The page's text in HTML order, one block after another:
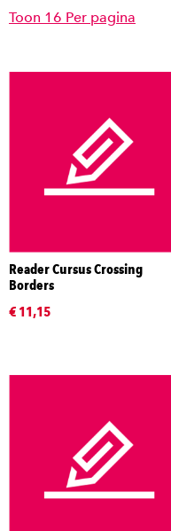
Toon 16 Per pagina
Reader Cursus Crossing
Borders
€ 11,15